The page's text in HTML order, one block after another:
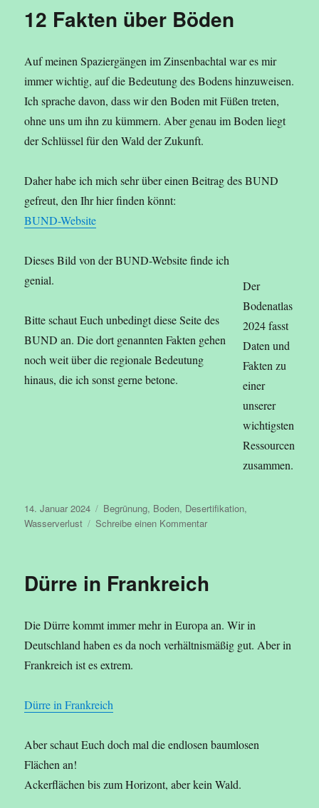
12 Fakten über Böden
Auf meinen Spaziergängen im Zinsenbachtal war es mir
immer wichtig, auf die Bedeutung des Bodens hinzuweisen.
Ich sprache davon, dass wir den Boden mit Füßen treten,
ohne uns um ihn zu kümmern. Aber genau im Boden liegt
der Schlüssel für den Wald der Zukunft.
Daher habe ich mich sehr über einen Beitrag des BUND
gefreut, den Ihr hier finden könnt:
BUND-Website
Der
Bodenatlas
2024 fasst
Daten und
Fakten zu
einer
unserer
wichtigsten
Ressourcen
zusammen.
Dieses Bild von der BUND-Website finde ich
genial.
Bitte schaut Euch unbedingt diese Seite des
BUND an. Die dort genannten Fakten gehen
noch weit über die regionale Bedeutung
hinaus, die ich sonst gerne betone.
Veröffentlicht
am
14. Januar 2024 Kategorien
Begrünung, Boden, Desertifikation,
Wasserverlust
Schreibe einen Kommentarzu
Böden
Dürre in Frankreich
Die Dürre kommt immer mehr in Europa an. Wir in
Deutschland haben es da noch verhältnismäßig gut. Aber in
Frankreich ist es extrem.
Dürre in Frankreich
Aber schaut Euch doch mal die endlosen baumlosen
Flächen an!
Ackerflächen bis zum Horizont, aber kein Wald.